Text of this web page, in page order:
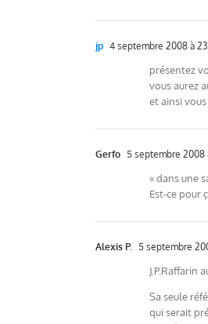
jp 4 septembre 2008 à
présentez
vous aurez
et ainsi
Gerfo 5 septembre 2008
« dans une
Est-ce pour
Alexis P. 5 septembre
J.P.Raffarin
Sa seule
qui serait